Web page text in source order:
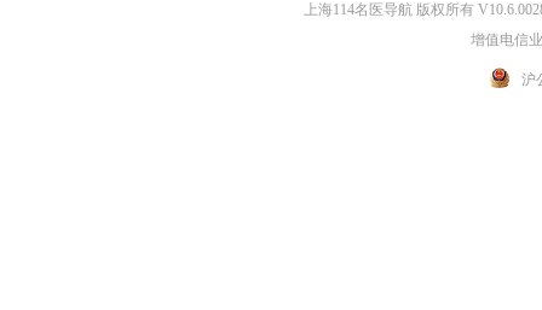
上海114名医导航 版权所有
增值电信
沪